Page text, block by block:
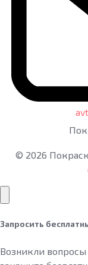
© 2026
Запросить
Возникли